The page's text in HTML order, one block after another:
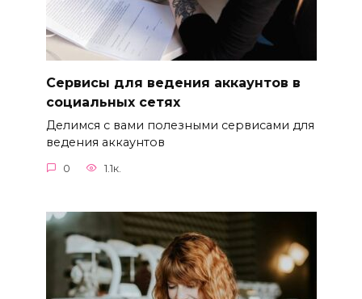
Сервисы для ведения аккаунтов в
социальных сетях
Делимся с вами полезными сервисами для
ведения аккаунтов
0 1.1к.